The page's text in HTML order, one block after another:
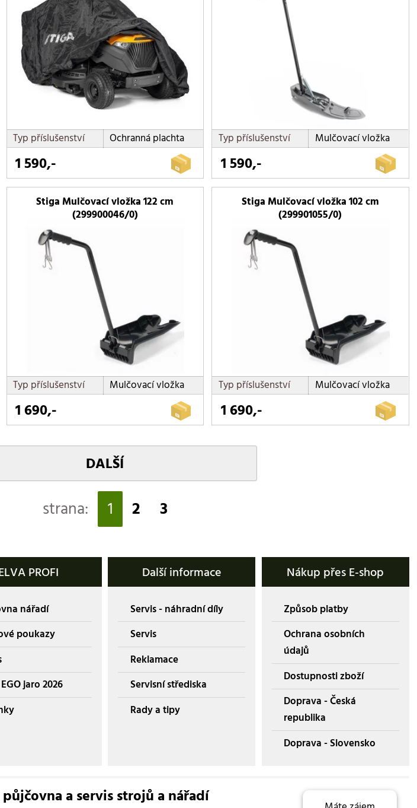
Typ příslušenství Ochranná plachta
1 590,-
Typ příslušenství Mulčovací vložka
1 590,-
Stiga Mulčovací vložka 122 cm
(299900046/0)
Typ příslušenství Mulčovací vložka
1 690,-
Stiga Mulčovací vložka 102 cm
(299901055/0)
Typ příslušenství Mulčovací vložka
1 690,-
DALŠÍ
strana: 1 2 3
PROFI
nářadí
poukazy
jaro 2026
Další informace
Servis - náhradní díly
Servis
Reklamace
Servisní střediska
Rady a tipy
Nákup přes E-shop
Způsob platby
Ochrana osobních
údajů
Dostupnosti zboží
Doprava - Česká
republika
Doprava - Slovensko
a servis strojů a nářadí